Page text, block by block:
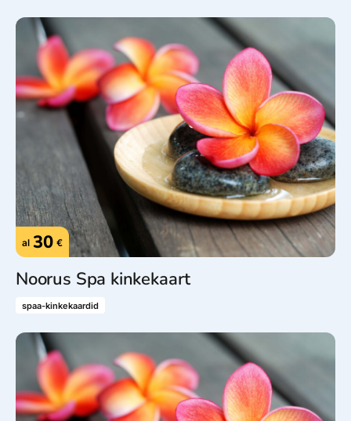
al 30 €
Noorus Spa kinkekaart
spaa-kinkekaardid